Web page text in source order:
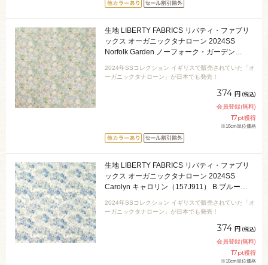
生地 LIBERTY FABRICS リバティ・ファブリ
ックス オーガニックタナローン 2024SS
Norfolk Garden ノーフォーク・ガーデン
2024年SSコレクション イギリスで販売されていた「オ
ーガニックタナローン」が日本でも発売！
374 円 (税込)
会員登録(無料)
17pt獲得
※10cm単位価格
生地 LIBERTY FABRICS リバティ・ファブリ
ックス オーガニックタナローン 2024SS
Carolyn キャロリン（157J911） B.ブルー
2024年SSコレクション イギリスで販売されていた「オ
ーガニックタナローン」が日本でも発売！
374 円 (税込)
会員登録(無料)
17pt獲得
※10cm単位価格